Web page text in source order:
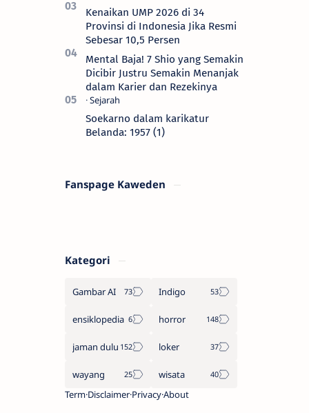
Kenaikan UMP 2026 di 34
Provinsi di Indonesia Jika Resmi
Sebesar 10,5 Persen
Mental Baja! 7 Shio yang Semakin
Dicibir Justru Semakin Menanjak
dalam Karier dan Rezekinya
Soekarno dalam karikatur
Belanda: 1957 (1)
Fanspage Kaweden
Kategori
Gambar AI Indigo
ensiklopedia horror
jaman dulu loker
wayang
wisata
Term Disclaimer PrivacyAbout